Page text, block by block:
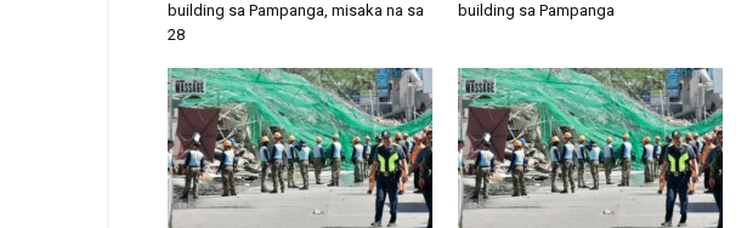
building sa Pampanga, misaka na sa
28
building sa Pampanga